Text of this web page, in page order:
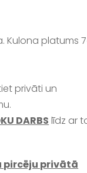
Kulona platums
privāti un
DARBS līdz ar
pircēju privātā